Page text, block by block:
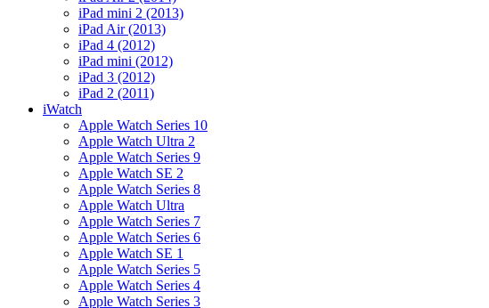
iPad mini 2 (2013)
iPad Air (2013)
iPad 4 (2012)
iPad mini (2012)
iPad 3 (2012)
iPad 2 (2011)
iWatch
Apple Watch Series 10
Apple Watch Ultra 2
Apple Watch Series 9
Apple Watch SE 2
Apple Watch Series 8
Apple Watch Ultra
Apple Watch Series 7
Apple Watch Series 6
Apple Watch SE 1
Apple Watch Series 5
Apple Watch Series 4
Apple Watch Series 3